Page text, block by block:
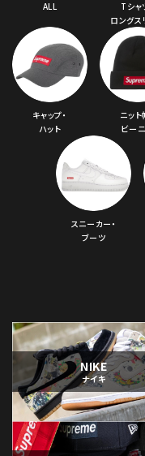
ALL
Tシャ
ロングス
キャップ・
ハット
ニット
ビー
スニーカー・
ブーツ
NIKE
ナイキ